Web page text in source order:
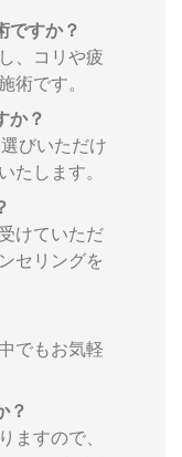
ですか？
、コリや疲
術です。
か？
びいただけ
たします。
けていただ
セリングを
でもお気軽
？
ますので、